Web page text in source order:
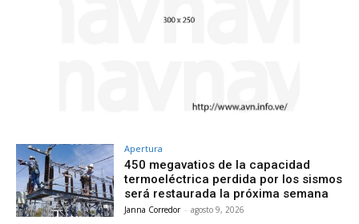
Apertura
450 megavatios de la capacidad
termoeléctrica perdida por los sismos
será restaurada la próxima semana
Janna Corredor - agosto 9, 2026